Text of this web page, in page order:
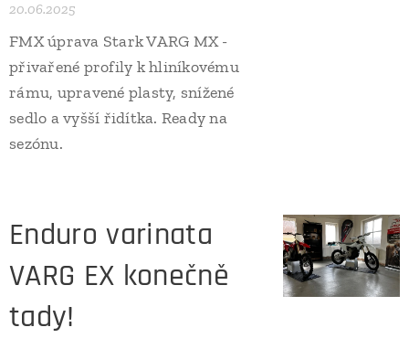
20.06.2025
FMX úprava Stark VARG MX -
přivařené profily k hliníkovému
rámu, upravené plasty, snížené
sedlo a vyšší řidítka. Ready na
sezónu.
Enduro varinata
VARG EX konečně
tady!